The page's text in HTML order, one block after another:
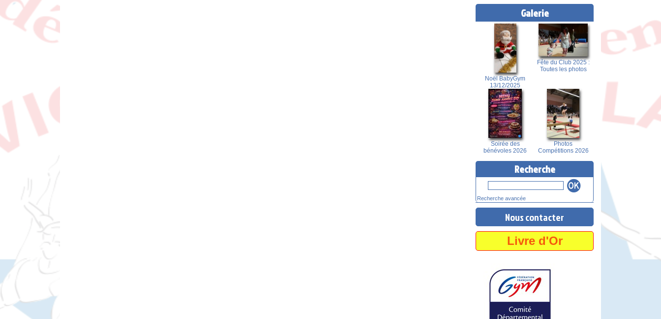
Galerie
Noël BabyGym
13/12/2025
Fête du Club 2025 :
Toutes les photos
Soirée des
bénévoles 2026
Photos
Compétitions 2026
Recherche
Recherche avancée
Nous contacter
Livre d'Or